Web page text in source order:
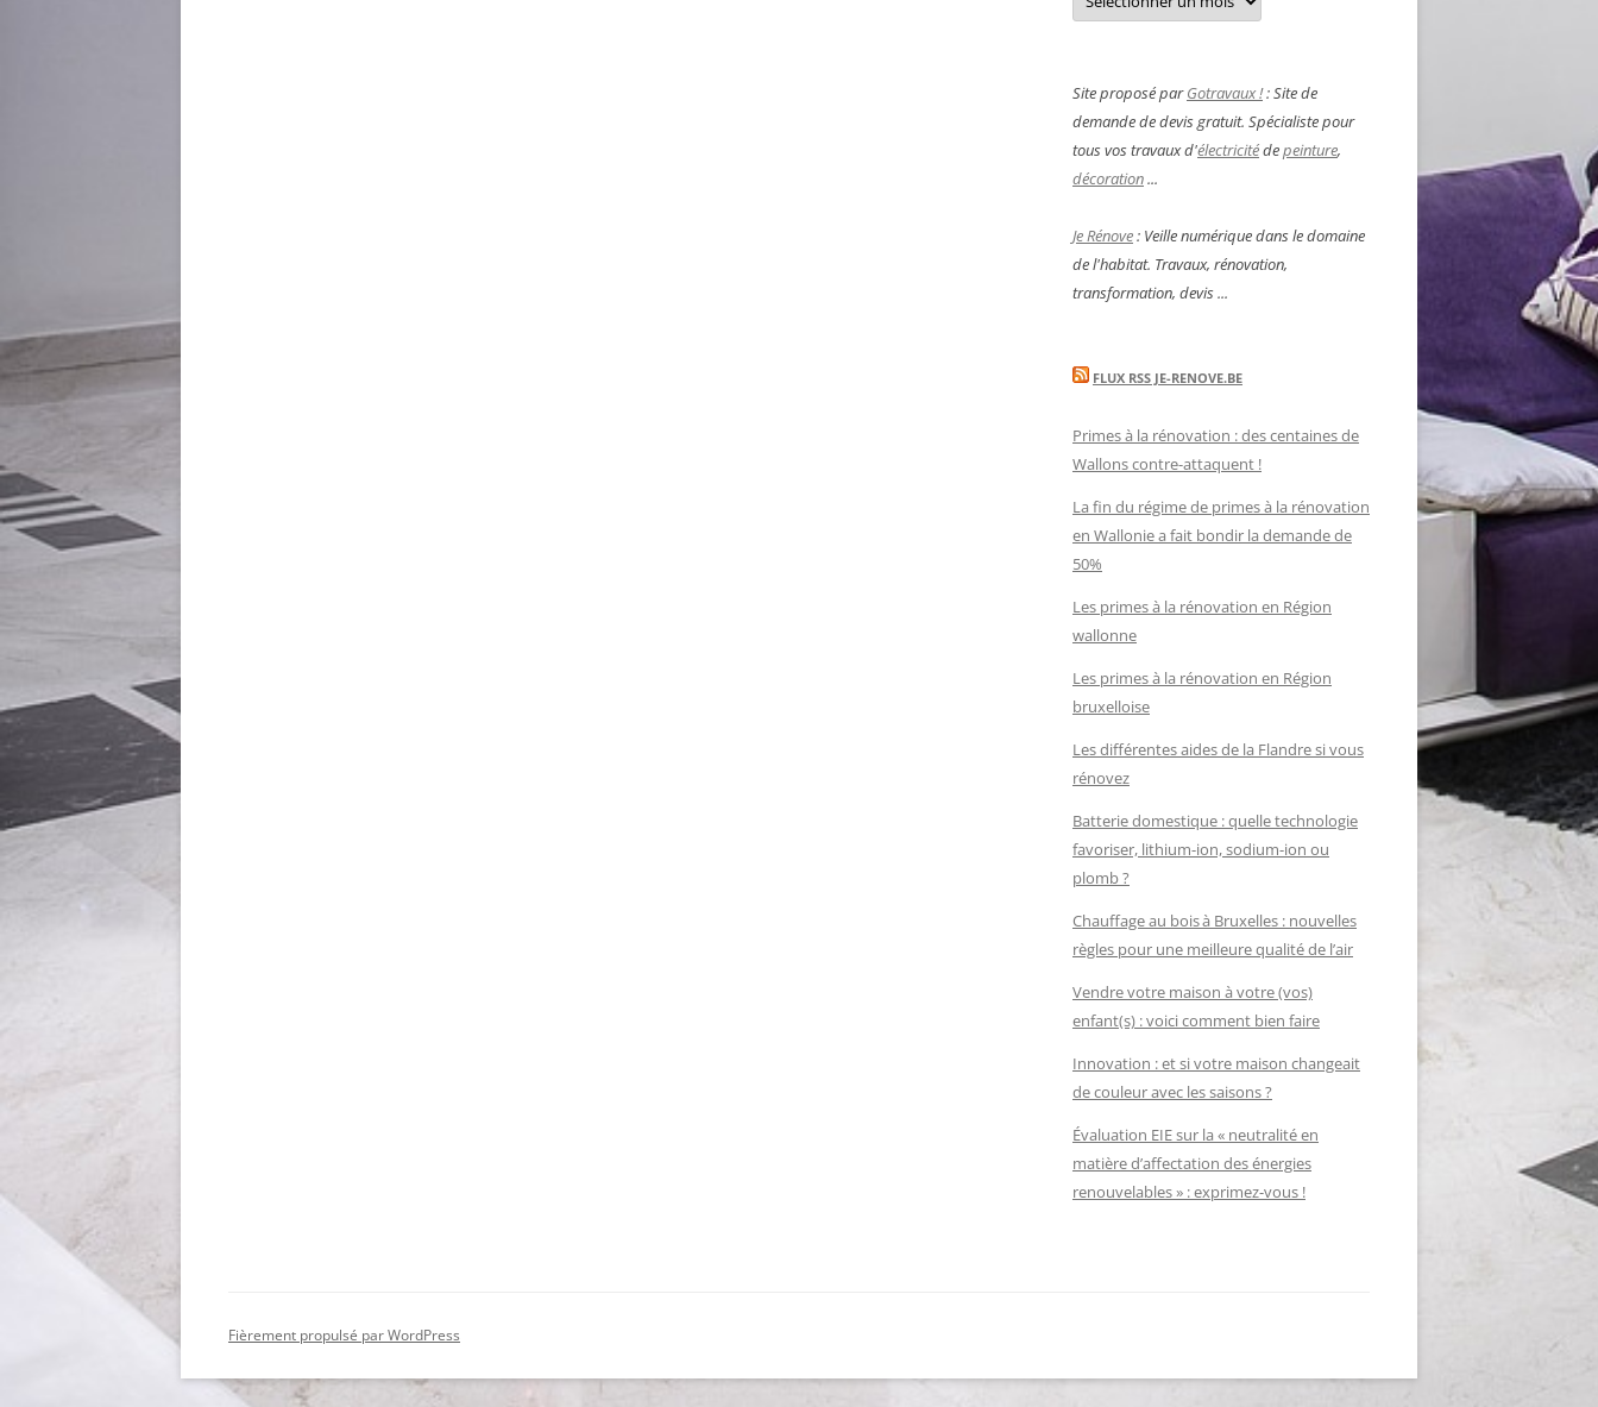
Site proposé parGotravaux !: Site de
demande de devis gratuit. Spécialiste pour
tous vos travaux d'électricitédepeinture,
décoration...
Je Rénove: Veille numérique dans le domaine
de l'habitat. Travaux, rénovation,
transformation, devis ...
FLUX RSS JE-RENOVE.BE
Primes à la rénovation : des centaines de
Wallons contre-attaquent !
La fin du régime de primes à la rénovation
en Wallonie a fait bondir la demande de
50%
Les primes à la rénovation en Région
wallonne
Les primes à la rénovation en Région
bruxelloise
Les différentes aides de la Flandre si vous
rénovez
Batterie domestique : quelle technologie
favoriser, lithium-ion, sodium-ion ou
plomb ?
Chauffage au bois à Bruxelles : nouvelles
règles pour une meilleure qualité de l’air
Vendre votre maison à votre (vos)
enfant(s) : voici comment bien faire
Innovation : et si votre maison changeait
de couleur avec les saisons ?
Évaluation EIE sur la « neutralité en
matière d’affectation des énergies
renouvelables » : exprimez-vous !
Fièrement propulsé par WordPress